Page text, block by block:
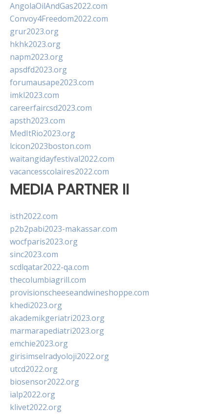
AngolaOilAndGas2022.com
Convoy4Freedom2022.com
grur2023.org
hkhk2023.org
napm2023.org
apsdfd2023.org
forumausape2023.com
imkl2023.com
careerfaircsd2023.com
apsth2023.com
MedItRio2023.org
lcicon2023boston.com
waitangidayfestival2022.com
vacancesscolaires2022.com
MEDIA PARTNER II
isth2022.com
p2b2pabi2023-makassar.com
wocfparis2023.org
sinc2023.com
scdlqatar2022-qa.com
thecolumbiagrill.com
provisionscheeseandwineshoppe.com
khedi2023.org
akademikgeriatri2023.org
marmarapediatri2023.org
emchie2023.org
girisimselradyoloji2022.org
utcd2022.org
biosensor2022.org
ialp2022.org
klivet2022.org